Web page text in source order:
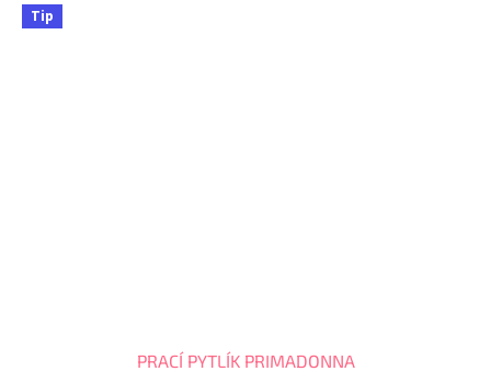
Tip
PRACÍ PYTLÍK PRIMADONNA